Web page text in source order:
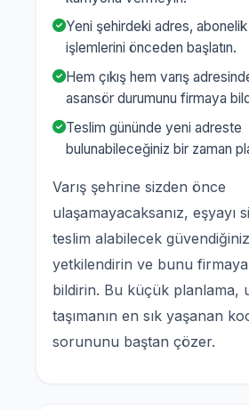
Yeni şehirdeki adres,
işlemlerini önceden başlatın.
Hem çıkış hem varış
asansör durumunu firmaya
Teslim gününde yeni adreste
bulunabileceğiniz bir zaman
Varış şehrine sizden önce
ulaşamayacaksanız, eşyayı
teslim alabilecek
yetkilendirin ve bunu
bildirin. Bu küçük planlama,
taşımanın en sık yaşanan
sorununu baştan çözer.